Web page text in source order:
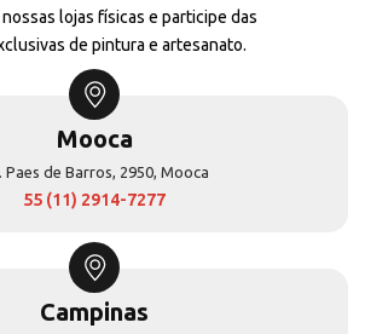
lojas físicas e participe das
de pintura e artesanato.
Mooca
Paes de Barros, 2950, Mooca
55 (11) 2914-7277
Campinas